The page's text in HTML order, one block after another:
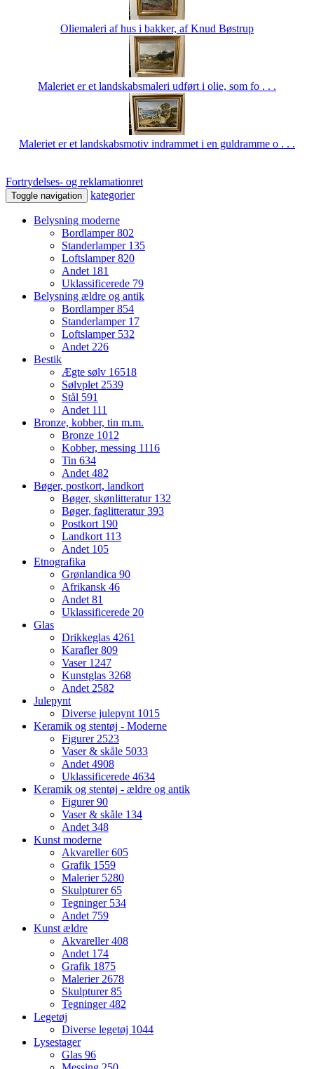
Oliemaleri af hus i bakker, af Knud Bøstrup
Maleriet er et landskabsmaleri udført i olie, som fo . . .
Maleriet er et landskabsmotiv indrammet i en guldramme o . . .
Fortrydelses- og reklamationret
Toggle navigation kategorier
Belysning moderne
Bordlamper802
Standerlamper 135
Loftslamper820
Andet 181
Uklassificerede 79
Belysning ældre og antik
Bordlamper854
Standerlamper 17
Loftslamper 532
Andet 226
Bestik
Ægte sølv 16518
Sølvplet 2539
Stål 591
Andet 111
Bronze, kobber, tin m.m.
Bronze 1012
Kobber, messing 1116
Tin 634
Andet 482
Bøger, postkort, landkort
Bøger, skønlitteratur 132
Bøger, faglitteratur393
Postkort 190
Landkort 113
Andet 105
Etnografika
Grønlandica 90
Afrikansk 46
Andet 81
Uklassificerede 20
Glas
Drikkeglas 4261
Karafler809
Vaser 1247
Kunstglas 3268
Andet 2582
Julepynt
Diverse julepynt 1015
Keramik og stentøj - Moderne
Figurer 2523
Vaser & skåle 5033
Andet 4908
Uklassificerede 4634
Keramik og stentøj - ældre og antik
Figurer90
Vaser & skåle 134
Andet 348
Kunst moderne
Akvareller605
Grafik 1559
Malerier 5280
Skulpturer65
Tegninger 534
Andet 759
Kunst ældre
Akvareller408
Andet 174
Grafik 1875
Malerier 2678
Skulpturer85
Tegninger482
Legetøj
Diverse legetøj 1044
Lysestager
Glas 96